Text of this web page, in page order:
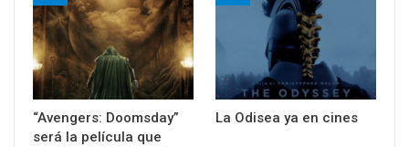
“Avengers: Doomsday”
será la película que
La Odisea ya en cines